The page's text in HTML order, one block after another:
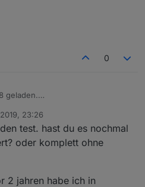
0
geladen.
zum bisherigen Media
23:26
test. hast du es nochmal
oder komplett ohne
2 jahren habe ich in